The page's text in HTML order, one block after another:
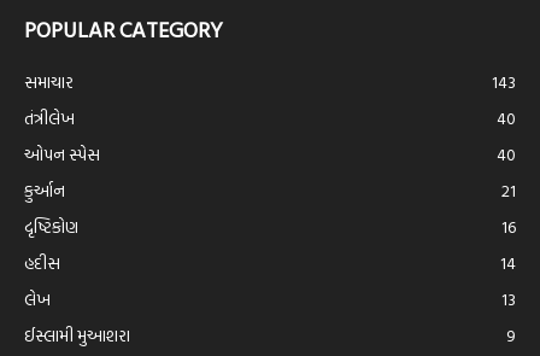
POPULAR CATEGORY
સમાચાર
143
તંત્રીલેખ
40
ઓપન સ્પેસ
40
કુર્આન
21
દૃષ્ટિકોણ
16
હદીસ
14
લેખ
13
ઈસ્લામી મુઆશરા
9